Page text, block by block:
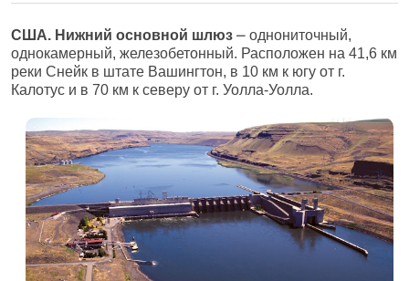
США. Нижний основной шлюз ⎼ однониточный,
однокамерный, железобетонный. Расположен на 41,6 км
реки Снейк в штате Вашингтон, в 10 км к югу от г.
Калотус и в 70 км к северу от г. Уолла-Уолла.